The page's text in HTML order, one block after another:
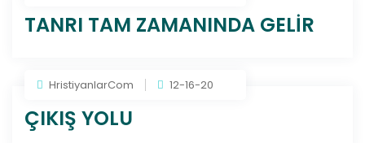
TANRI TAM ZAMANINDA GELİR
HristiyanlarCom 12-16-20
ÇIKIŞ YOLU